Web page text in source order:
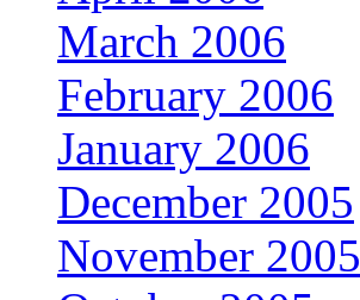
March 2006
February 2006
January 2006
December 2005
November 2005